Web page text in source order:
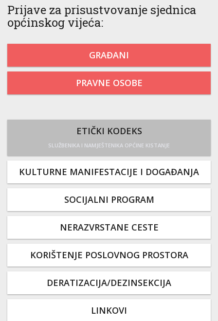
Prijave za prisustvovanje sjednica
općinskog vijeća:
GRAĐANI
PRAVNE OSOBE
ETIČKI KODEKS
SLUŽBENIKA I NAMJEŠTENIKA OPĆINE KISTANJE
KULTURNE MANIFESTACIJE I DOGAĐANJA
SOCIJALNI PROGRAM
NERAZVRSTANE CESTE
KORIŠTENJE POSLOVNOG PROSTORA
DERATIZACIJA/DEZINSEKCIJA
LINKOVI